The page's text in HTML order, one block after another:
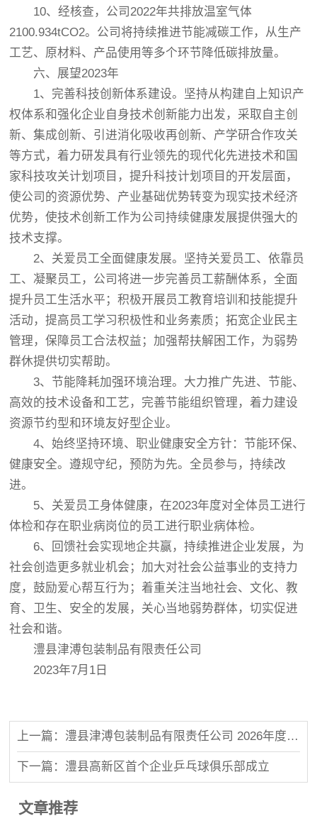
10、经核查，公司2022年共排放温室气体
2100.934tCO2。公司将持续推进节能减碳工作，从生产
工艺、原材料、产品使用等多个环节降低碳排放量。
六、展望2023年
1、完善科技创新体系建设。坚持从构建自上知识产
权体系和强化企业自身技术创新能力出发，采取自主创
新、集成创新、引进消化吸收再创新、产学研合作攻关
等方式，着力研发具有行业领先的现代化先进技术和国
家科技攻关计划项目，提升科技计划项目的开发层面，
使公司的资源优势、产业基础优势转变为现实技术经济
优势，使技术创新工作为公司持续健康发展提供强大的
技术支撑。
2、关爱员工全面健康发展。坚持关爱员工、依靠员
工、凝聚员工，公司将进一步完善员工薪酬体系，全面
提升员工生活水平；积极开展员工教育培训和技能提升
活动，提高员工学习积极性和业务素质；拓宽企业民主
管理，保障员工合法权益；加强帮扶解困工作，为弱势
群休提供切实帮助。
3、节能降耗加强环境治理。大力推广先进、节能、
高效的技术设备和工艺，完善节能组织管理，着力建设
资源节约型和环境友好型企业。
4、始终坚持环境、职业健康安全方针：节能环保、
健康安全。遵规守纪，预防为先。全员参与，持续改
进。
5、关爱员工身体健康，在2023年度对全体员工进行
体检和存在职业病岗位的员工进行职业病体检。
6、回馈社会实现地企共赢，持续推进企业发展，为
社会创造更多就业机会；加大对社会公益事业的支持力
度，鼓励爱心帮互行为；着重关注当地社会、文化、教
育、卫生、安全的发展，关心当地弱势群体，切实促进
社会和谐。
澧县津溥包装制品有限责任公司
2023年7月1日
上一篇：澧县津溥包装制品有限责任公司 2026年度社会责任报告
下一篇：澧县高新区首个企业乒乓球俱乐部成立
文章推荐